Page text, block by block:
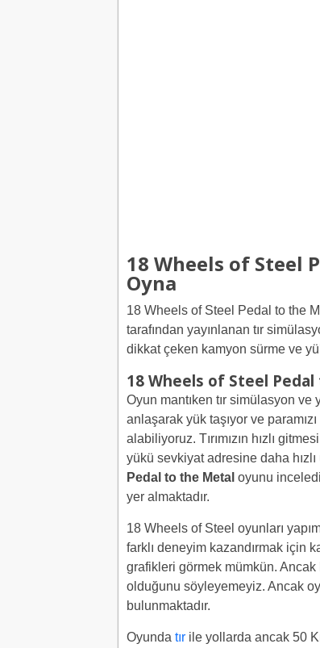
18 Wheels of Steel
Oyna
18 Wheels of Steel Pedal to the
tarafından yayınlanan tır
dikkat çeken kamyon sürme ve
18 Wheels of Steel Pedal
Oyun mantıken tır simülasyon ve
anlaşarak yük taşıyor ve
alabiliyoruz. Tırımızın hızlı
yükü sevkiyat adresine daha hızlı
Pedal to the Metal oyunu
yer almaktadır.
18 Wheels of Steel oyunları
farklı deneyim kazandırmak için
grafikleri görmek mümkün. Ancak
olduğunu söyleyemeyiz. Ancak
bulunmaktadır.
Oyunda tır ile yollarda ancak 50